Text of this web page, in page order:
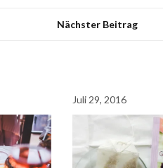
Nächster Beitrag
Juli 29, 2016